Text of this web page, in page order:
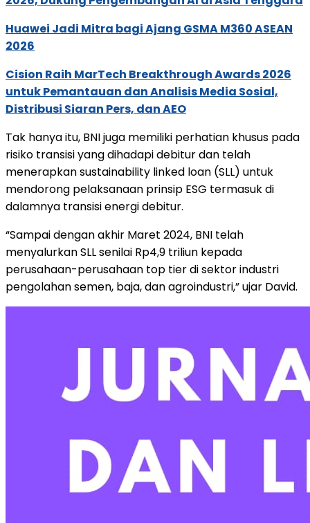
Huawei Jadi Mitra bagi Ajang GSMA M360 ASEAN
2026
Cision Raih MarTech Breakthrough Awards 2026
untuk Pemantauan dan Analisis Media Sosial,
Distribusi Siaran Pers, dan AEO
Tak hanya itu, BNI juga memiliki perhatian khusus pada
risiko transisi yang dihadapi debitur dan telah
menerapkan sustainability linked loan (SLL) untuk
mendorong pelaksanaan prinsip ESG termasuk di
dalamnya transisi energi debitur.
“Sampai dengan akhir Maret 2024, BNI telah
menyalurkan SLL senilai Rp4,9 triliun kepada
perusahaan-perusahaan top tier di sektor industri
pengolahan semen, baja, dan agroindustri,” ujar David.